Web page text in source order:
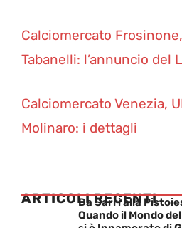
Calciomercato
Tabanelli: l’annuncio del
Calciomercato Venezia,
Molinaro: i dettagli
ARTICOLI RECENTI
Da Sarri alla
Quando il Mondo